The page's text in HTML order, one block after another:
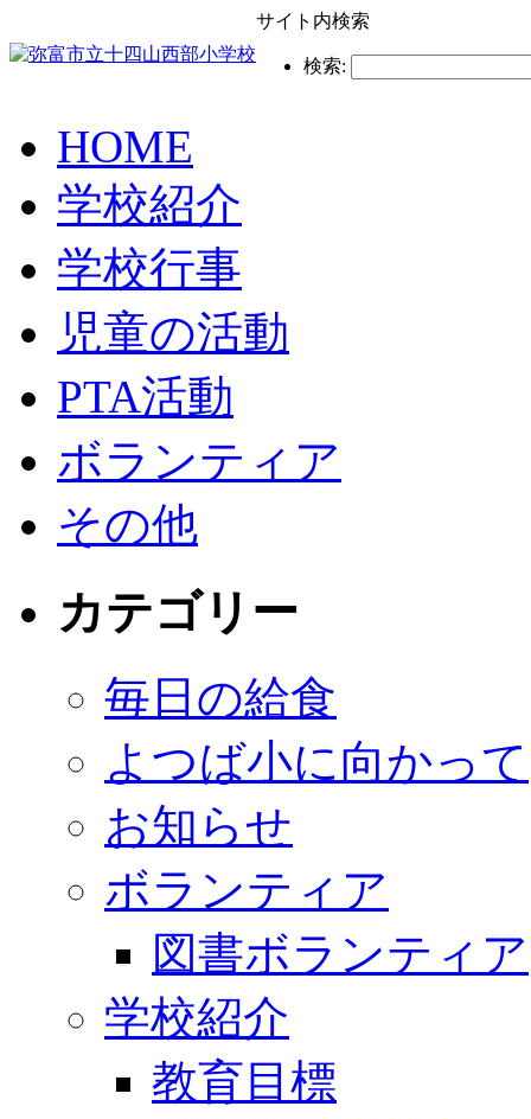
サイト内検索
検索:
HOME
学校紹介
学校行事
児童の活動
PTA活動
ボランティア
その他
カテゴリー
毎日の給食
よつば小に向かって
お知らせ
ボランティア
図書ボランティア
学校紹介
教育目標